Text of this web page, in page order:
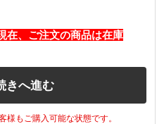
在、ご注文の商品は在庫
きへ進む
様もご購入可能な状態です。